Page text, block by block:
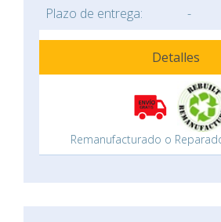
Plazo de entrega:
-
Detalles
Remanufacturado o